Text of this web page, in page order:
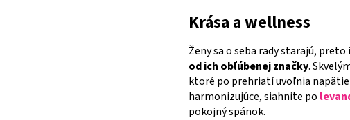
Krása a wellness
Ženy sa o seba rady starajú,
od ich obľúbenej značky.
ktoré po prehriatí uvoľnia napätie
harmonizujúce, siahnite po
pokojný spánok.